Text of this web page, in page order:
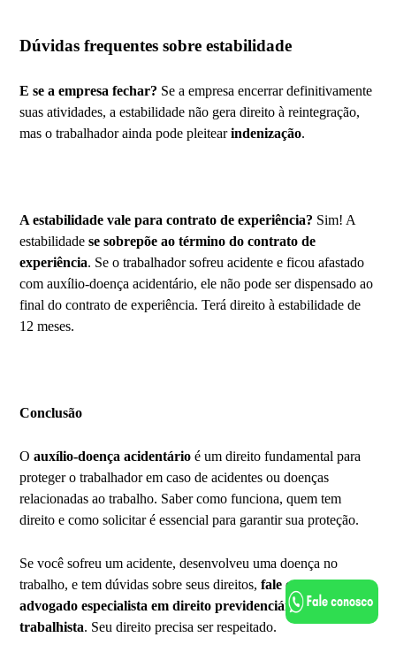
Dúvidas frequentes sobre estabilidade
E se a empresa fechar? Se a empresa encerrar definitivamente
suas atividades, a estabilidade não gera direito à reintegração,
mas o trabalhador ainda pode pleitearindenização.
A estabilidade vale para contrato de experiência? Sim! A
estabilidadese sobrepõe ao término do contrato de
experiência. Se o trabalhador sofreu acidente e ficou afastado
com auxílio-doença acidentário, ele não pode ser dispensado ao
final do contrato de experiência. Terá direito à estabilidade de
12 meses.
Conclusão
Oauxílio-doença acidentário é um direito fundamental para
proteger o trabalhador em caso de acidentes ou doenças
relacionadas ao trabalho. Saber como funciona, quem tem
direito e como solicitar é essencial para garantir sua proteção.
Se você sofreu um acidente, desenvolveu uma doença no
trabalho, e tem dúvidas sobre seus direitos,fale com um
advogado especialista em direito previdenciário e
trabalhista. Seu direito precisa ser respeitado.